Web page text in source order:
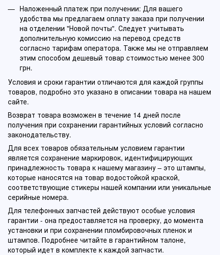
Наложенный платеж при получении: Для вашего
удобства мы предлагаем оплату заказа при получении
на отделении "Новой почты". Следует учитывать
дополнительную комиссию на перевод средств
согласно тарифам оператора. Также мы не отправляем
этим способом дешевый товар стоимостью менее 300
грн.
Условия и сроки гарантии отличаются для каждой группы
товаров, подробно это указано в описании товара на нашем
сайте.
Возврат товара возможен в течение 14 дней после
получения при сохранении гарантийных условий согласно
законодательству.
Для всех товаров обязательным условием гарантии
является сохранение маркировок, идентифицирующих
принадлежность товара к нашему магазину – это штампы,
которые наносятся на товар водостойкой краской,
соответствующие стикеры нашей компании или уникальные
серийные номера.
Для телефонных запчастей действуют особые условия
гарантии - она предоставляется на проверку, до момента
установки и при сохранении пломбировочных пленок и
штампов. Подробнее читайте в гарантийном талоне,
который идет в комплекте к каждой запчасти.